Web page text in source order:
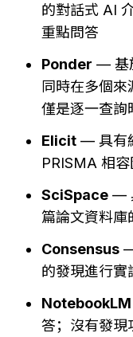
的對話式 AI
重點問答
Ponder — 基
同時在多個
僅是逐一查詢
Elicit — 具有
PRISMA 相
SciSpace —
篇論文資料庫
Consensus
的發現進行實
NotebookLM
答；沒有發現